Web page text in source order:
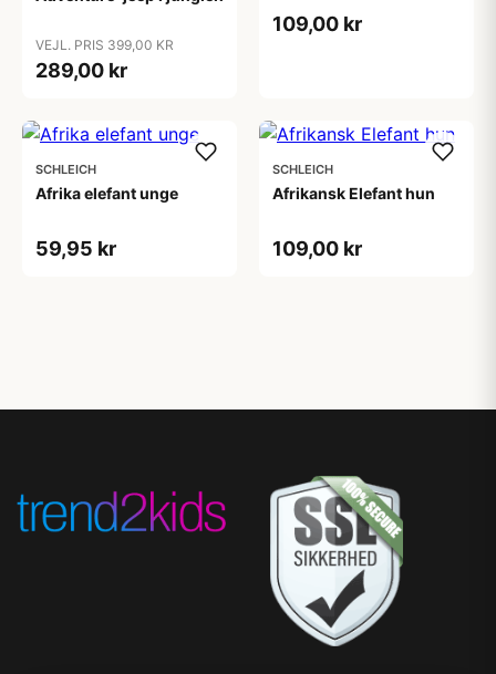
VEJL. PRIS 399,00 KR
289,00 kr
109,00 kr
SCHLEICH
Afrika elefant unge
59,95 kr
SCHLEICH
Afrikansk Elefant hun
109,00 kr